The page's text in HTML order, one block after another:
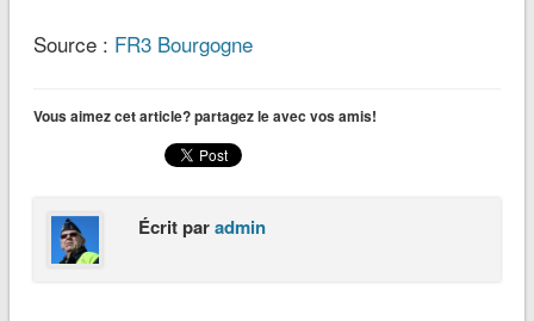
Source : FR3 Bourgogne
Vous aimez cet article? partagez le avec vos amis!
Écrit paradmin